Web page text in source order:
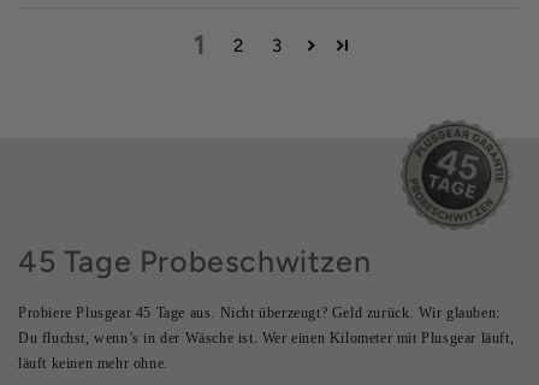
1 2 3
45 Tage Probeschwitzen
Probiere Plusgear 45 Tage aus. Nicht überzeugt? Geld zurück. Wir glauben:
Du fluchst, wenn’s in der Wäsche ist. Wer einen Kilometer mit Plusgear läuft,
läuft keinen mehr ohne.